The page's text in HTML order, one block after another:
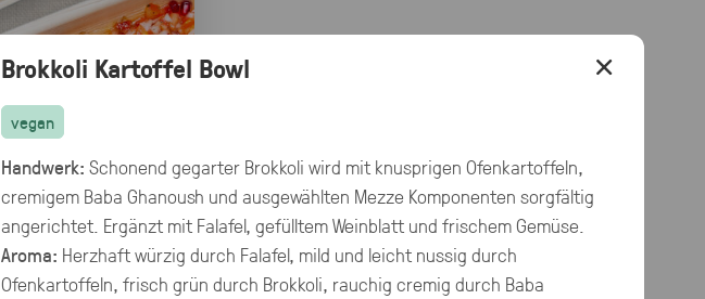
×
Brokkoli Kartoffel Bowl
vegan
Handwerk: Schonend gegarter Brokkoli wird mit knusprigen Ofenkartoffeln,
cremigem Baba Ghanoush und ausgewählten Mezze Komponenten sorgfältig
angerichtet. Ergänzt mit Falafel, gefülltem Weinblatt und frischem Gemüse.
Aroma: Herzhaft würzig durch Falafel, mild und leicht nussig durch
Ofenkartoffeln, frisch grün durch Brokkoli, rauchig cremig durch Baba